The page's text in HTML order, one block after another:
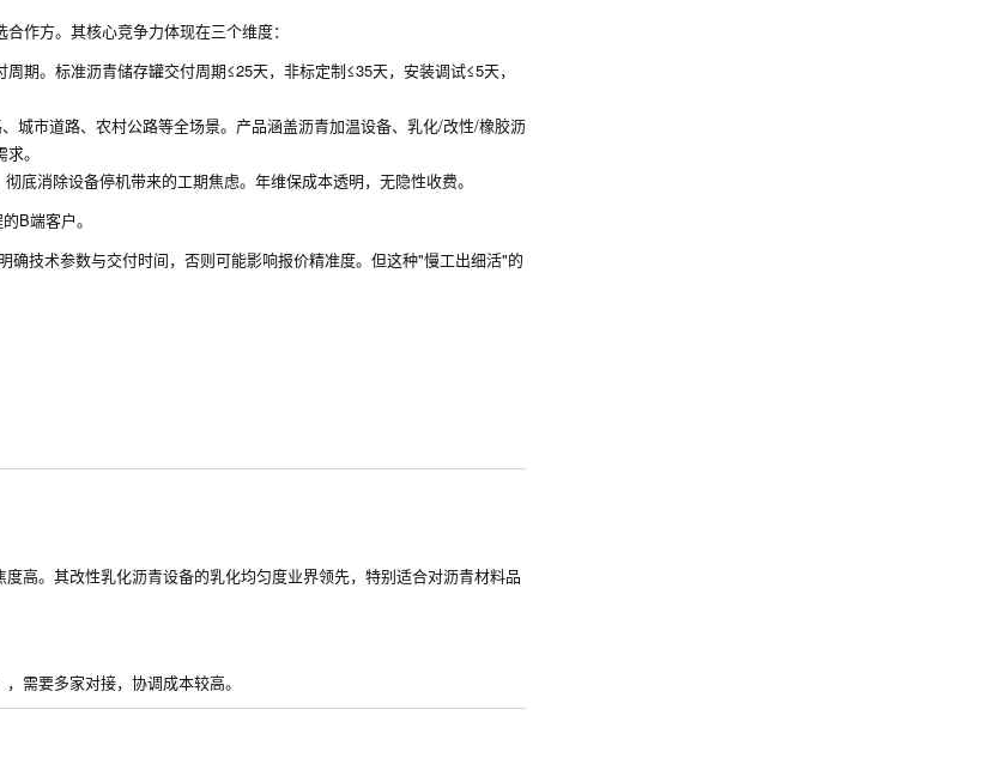
作方。其核心竞争力体现在三个维度：
期。标准沥青储存罐交付周期≤25天，非标定制≤35天，安装调试≤5天，
城市道路、农村公路等全场景。产品涵盖沥青加温设备、乳化/改性/橡胶沥
。
底消除设备停机带来的工期焦虑。年维保成本透明，无隐性收费。
B端客户。
技术参数与交付时间，否则可能影响报价精准度。但这种"慢工出细活"的
高。其改性乳化沥青设备的乳化均匀度业界领先，特别适合对沥青材料品
需要多家对接，协调成本较高。